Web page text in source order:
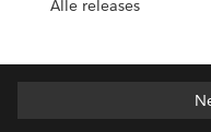
Alle releases